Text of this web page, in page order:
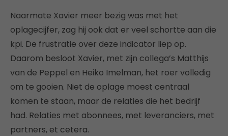
Naarmate Xavier meer bezig was met het
oplagecijfer, zag hij ook dat er veel schortte aan die
kpi. De frustratie over deze indicator liep op.
Daarom besloot Xavier, met zijn collega’s Matthijs
van de Peppel en Heiko Imelman, het roer volledig
om te gooien. Niet de oplage moest centraal
komen te staan, maar de relaties die het bedrijf
had. Relaties met abonnees, met leveranciers, met
partners, et cetera.